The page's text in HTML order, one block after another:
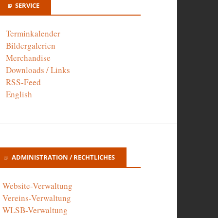
SERVICE
Terminkalender
Bildergalerien
Merchandise
Downloads / Links
RSS-Feed
English
ADMINISTRATION / RECHTLICHES
Website-Verwaltung
Vereins-Verwaltung
WLSB-Verwaltung